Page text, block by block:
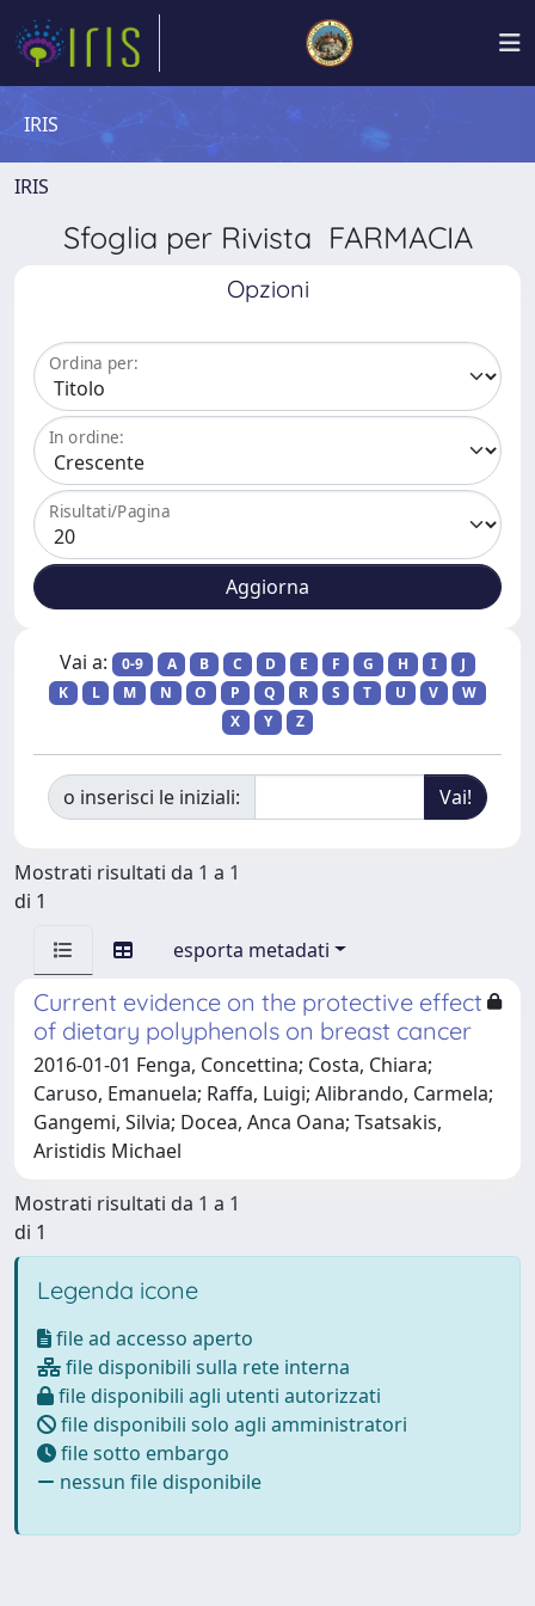
IRIS
IRIS
Sfoglia per Rivista FARMACIA
Opzioni
Ordina per:
In ordine:
Risultati/Pagina
Vai a: 0-9 A B C D E F G H I
J
K
L M N O P Q R S T U V
W
X
Y Z
o inserisci le iniziali:
Mostrati risultati da 1 a 1
di 1
esporta metadati
Current evidence on the protective effect
of dietary polyphenols on breast cancer
2016-01-01 Fenga, Concettina; Costa, Chiara;
Caruso, Emanuela; Raffa, Luigi; Alibrando, Carmela;
Gangemi, Silvia; Docea, Anca Oana; Tsatsakis,
Aristidis Michael
Mostrati risultati da 1 a 1
di 1
Legenda icone
file ad accesso aperto
file disponibili sulla rete interna
file disponibili agli utenti autorizzati
file disponibili solo agli amministratori
file sotto embargo
nessun file disponibile